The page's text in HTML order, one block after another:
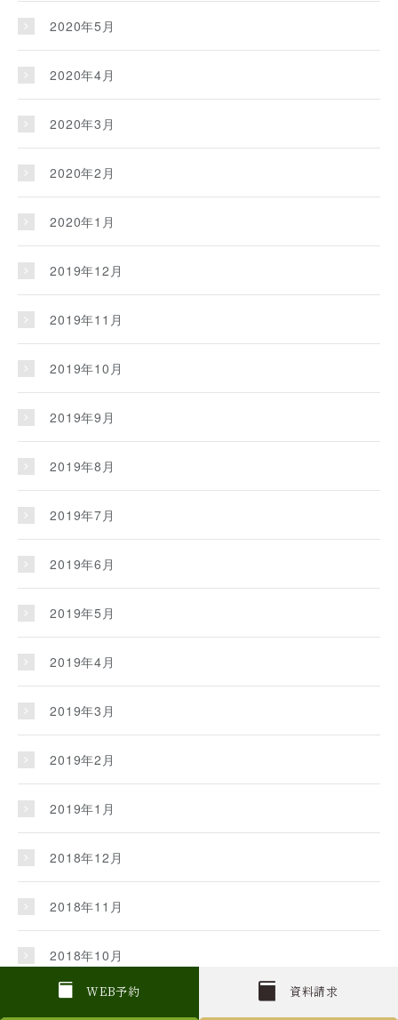
W EB予約 資料請求
2020年5月
2020年4月
2020年3月
2020年2月
2020年1月
2019年12月
2019年11月
2019年10月
2019年9月
2019年8月
2019年7月
2019年6月
2019年5月
2019年4月
2019年3月
2019年2月
2019年1月
2018年12月
2018年11月
2018年10月
2018年9月